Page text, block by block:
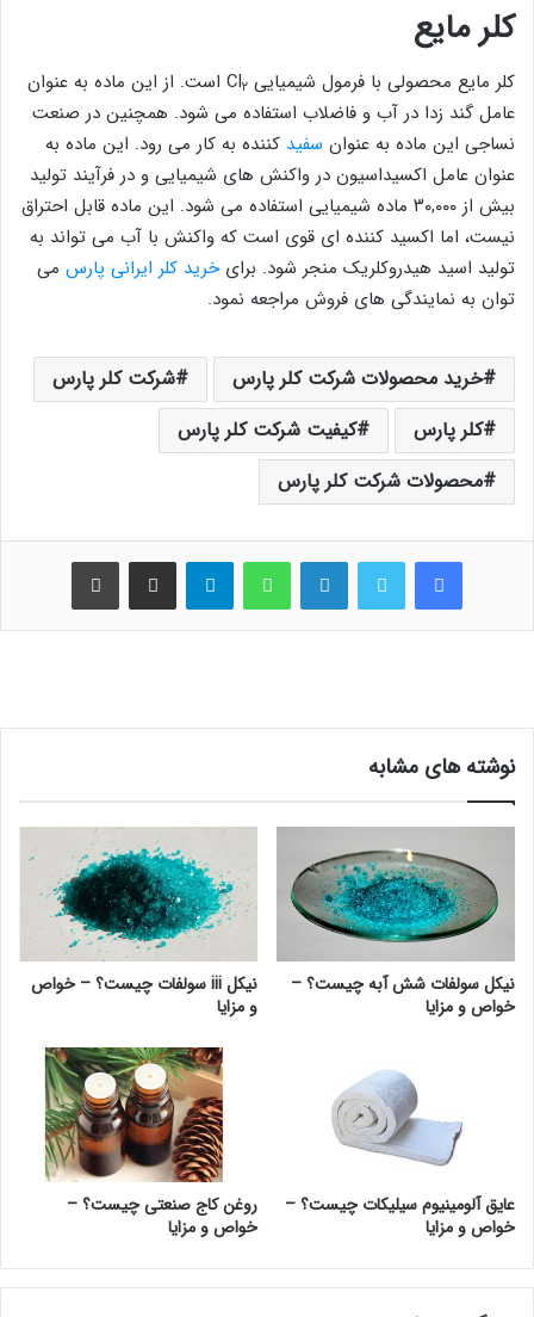
کلر مایع
کلر مایع محصولی با فرمول شیمیایی Cl ۲
است. از این ماده به عنوان
عامل گند زدا در آب و فاضلاب استفاده می شود. همچنین در صنعت
نساجی این ماده به عنوان سفید کننده به کار می رود. این ماده به
عنوان عامل اکسیداسیون در واکنش های شیمیایی و در فرآیند تولید
بیش از ٣٠,٠٠٠ ماده شیمیایی استفاده می شود. این ماده قابل احتراق
نیست، اما اکسید کننده ای قوی است که واکنش با آب می تواند به
تولید اسید هیدروکلریک منجر شود. برایخرید کلر ایرانی پارس می
توان به نمایندگی های فروش مراجعه نمود.
خرید محصولات شرکت کلر پارس
شرکت کلر پارس
کلر پارس
کیفیت شرکت کلر پارس
محصولات شرکت کلر پارس
فیس بوک لینکدین واتس آپ اشتراک گذاری از طریق ایمیل
نوشته های مشابه
نیکل سولفات شش آبه چیست؟ –
خواص و مزایا
نیکل iii سولفات چیست؟ – خواص
و مزایا
عایق آلومینیوم سیلیکات چیست؟ –
خواص و مزایا
روغن کاج صنعتی چیست؟ –
خواص و مزایا